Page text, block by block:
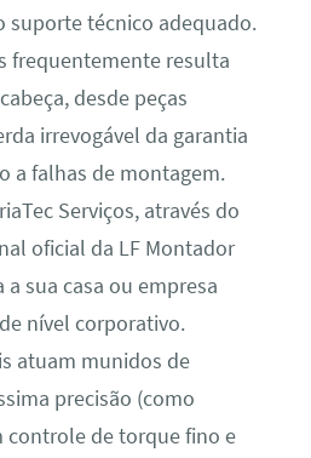
suporte técnico adequado.
frequentemente resulta
desde peças
irrevogável da garantia
a falhas de montagem.
Serviços, através do
oficial da LF Montador
a sua casa ou empresa
nível corporativo.
atuam munidos de
precisão (como
controle de torque fino e